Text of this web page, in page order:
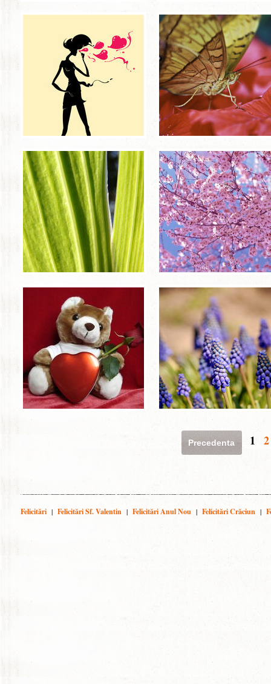
Precedenta 1 2
Felicitări | Felicitări Sf. Valentin | Felicitări Anul Nou | Felicitări Crăciun |